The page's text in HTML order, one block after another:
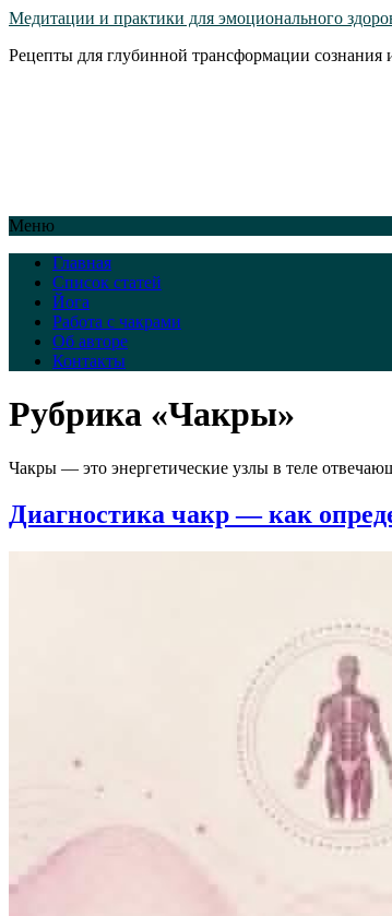
Медитации и практики для эмоционального
Рецепты для глубинной трансформации
Меню
Главная
Список статей
Йога
Работа с чакрами
Об авторе
Контакты
Рубрика «Чакры»
Чакры — это энергетические узлы в теле
Диагностика чакр — как